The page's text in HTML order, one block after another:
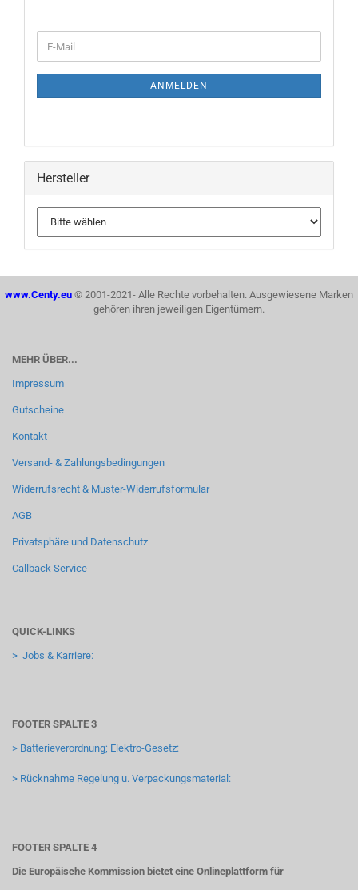
ANMELDEN
Hersteller
www.Centy.eu © 2001-2021- Alle Rechte vorbehalten. Ausgewiesene Marken
gehören ihren jeweiligen Eigentümern.
MEHR ÜBER...
Impressum
Gutscheine
Kontakt
Versand- & Zahlungsbedingungen
Widerrufsrecht & Muster-Widerrufsformular
AGB
Privatsphäre und Datenschutz
Callback Service
QUICK-LINKS
> Jobs & Karriere:
FOOTER SPALTE 3
> Batterieverordnung; Elektro-Gesetz:
> Rücknahme Regelung u. Verpackungsmaterial:
FOOTER SPALTE 4
Die Europäische Kommission bietet eine Onlineplattform für